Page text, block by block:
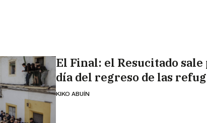
El Final: el Resucitado
día del regreso de las
KIKO ABUÍN